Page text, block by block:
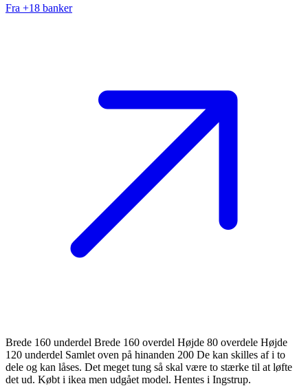
Fra +18 banker
Brede 160 underdel Brede 160 overdel Højde 80 overdele Højde
120 underdel Samlet oven på hinanden 200 De kan skilles af i to
dele og kan låses. Det meget tung så skal være to stærke til at løfte
det ud. Købt i ikea men udgået model. Hentes i Ingstrup.